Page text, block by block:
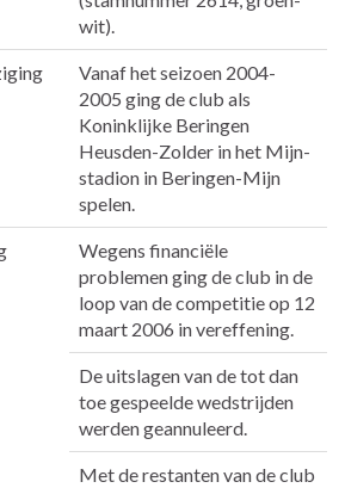
wit).
Vanaf het seizoen 2004-
2005 ging de club als
Koninklijke Beringen
Heusden-Zolder in het Mijn-
stadion in Beringen-Mijn
spelen.
Wegens financiële
problemen ging de club in de
loop van de competitie op 12
maart 2006 in vereffening.
De uitslagen van de tot dan
toe gespeelde wedstrijden
werden geannuleerd.
Met de restanten van de club